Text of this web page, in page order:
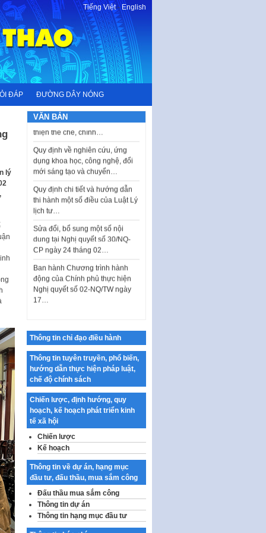
Tiếng Việt-English
ĐÁP ĐƯỜNG DÂY NÓNG
lý
VĂN BẢN
Ban hành Danh mục vị trí khai
thác quảng cáo trên địa bàn
thành phố Hà Nội
Kế hoạch Tổ chức Cuộc thi
chính luận về bảo vệ nền tảng tư
tưởng của Đảng…
Công bố công khai dự toán kinh
phí xây dựng pháp luật, hoàn
thiện thể chế, chính…
Quy định về nghiên cứu, ứng
dụng khoa học, công nghệ, đổi
mới sáng tạo và chuyển…
Quy định chi tiết và hướng dẫn
thi hành một số điều của Luật Lý
lịch tư…
Sửa đổi, bổ sung một số nội
dung tại Nghị quyết số 30/NQ-
CP ngày 24 tháng 02…
Ban hành Chương trình hành
động của Chính phủ thực hiện
Nghị quyết số 02-NQ/TW ngày
17…
THÔNG BÁO Tuyển dụng lao
động hợp đồng theo Nghị định
Sửa đổi, bổ sung một số điều
của Thông tư số 320/2016/TT-
BTC của Bộ trưởng Bộ Tài…
Quy định về quản lý website
thương mại điện tử
Nghị quyết quy định điều kiện,
thủ tục tặng, thu hồi danh hiệu
"Công dân danh dự…
Nghị quyết quy định một số
chính sách thúc đẩy nghiên cứu
khoa học, phát triển công…
Nghị quyết công bố Nghị quyết
quy phạm pháp luật của HĐND
Thành phố triển khai thi…
Nghị quyết ban hành quy chế
Thông tin chỉ đạo điều hành
Thông tin tuyên truyền, phổ biến,
hướng dẫn thực hiện pháp luật,
chế độ chính sách
Chiến lược, định hướng, quy
hoạch, kế hoạch phát triển kinh
tế xã hội
Chiến lược
Kế hoạch
Thông tin về dự án, hạng mục
đầu tư, đấu thầu, mua sắm công
Đấu thầu mua sắm công
Thông tin dự án
Thông tin hạng mục đầu tư